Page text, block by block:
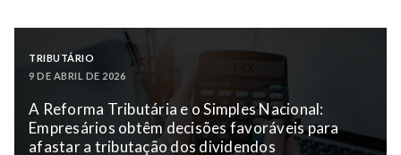
TRIBUTÁRIO
9 DE ABRIL DE 2026
A Reforma Tributária e o Simples Nacional:
Empresários obtêm decisões favoráveis para
afastar a tributação dos dividendos